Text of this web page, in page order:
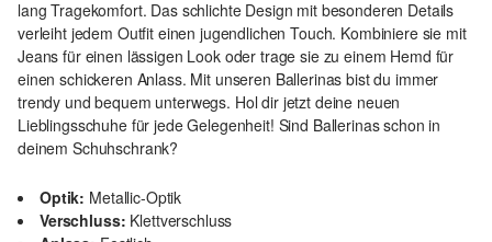
lang Tragekomfort. Das schlichte Design mit besonderen Details
verleiht jedem Outfit einen jugendlichen Touch. Kombiniere sie mit
Jeans für einen lässigen Look oder trage sie zu einem Hemd für
einen schickeren Anlass. Mit unseren Ballerinas bist du immer
trendy und bequem unterwegs. Hol dir jetzt deine neuen
Lieblingsschuhe für jede Gelegenheit! Sind Ballerinas schon in
deinem Schuhschrank?
Optik: Metallic-Optik
Verschluss: Klettverschluss